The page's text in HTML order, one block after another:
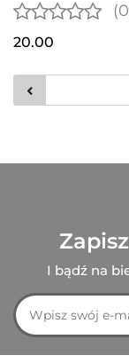
20.00
I bądź na